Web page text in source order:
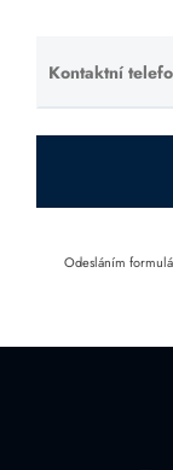
Kontaktní
Ponechte
toto pole
prázdné.
Odesláním